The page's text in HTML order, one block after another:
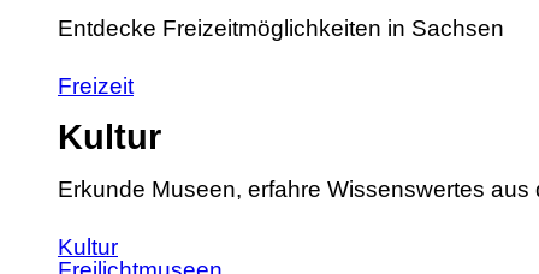
Entdecke Freizeitmöglichkeiten in Sachsen
Freizeit
Kultur
Erkunde Museen, erfahre Wissenswertes
Kultur